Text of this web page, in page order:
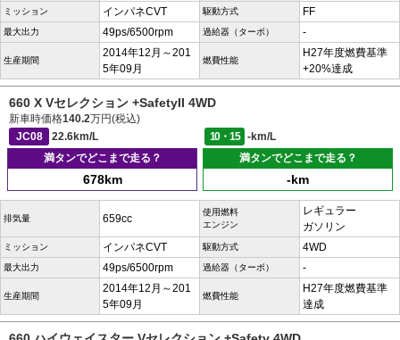
ミッション インパネCVT 駆動方式 FF
最大出力 49ps/6500rpm 過給器（ターボ） -
生産期間
2014年12月～201
5年09月
燃費性能
H27年度燃費基準
+20%達成
660 X Vセレクション +SafetyII 4WD
新車時価格140.2万円(税込)
JC08
22.6km/L 10・15
-km/L
満タンでどこまで走る？
678km
満タンでどこまで走る？
-km
排気量 659cc
使用燃料
エンジン
レギュラー
ガソリン
ミッション インパネCVT 駆動方式 4WD
最大出力 49ps/6500rpm 過給器（ターボ） -
生産期間
2014年12月～201
5年09月
燃費性能
H27年度燃費基準
達成